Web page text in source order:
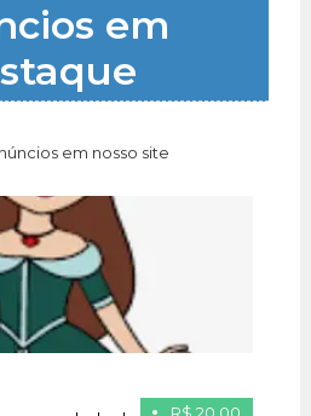
em
em nosso site